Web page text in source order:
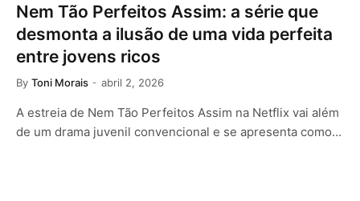
Nem Tão Perfeitos Assim: a série que
desmonta a ilusão de uma vida perfeita
entre jovens ricos
By Toni Morais abril 2, 2026
A estreia de Nem Tão Perfeitos Assim na Netflix vai além
de um drama juvenil convencional e se apresenta como…